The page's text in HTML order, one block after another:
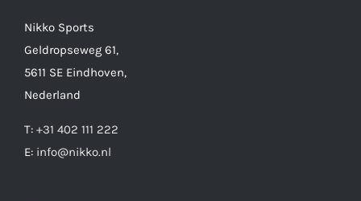
Nikko Sports
Geldropseweg 61,
5611 SE Eindhoven,
Nederland
T: +31 402 111 222
E: info@nikko.nl